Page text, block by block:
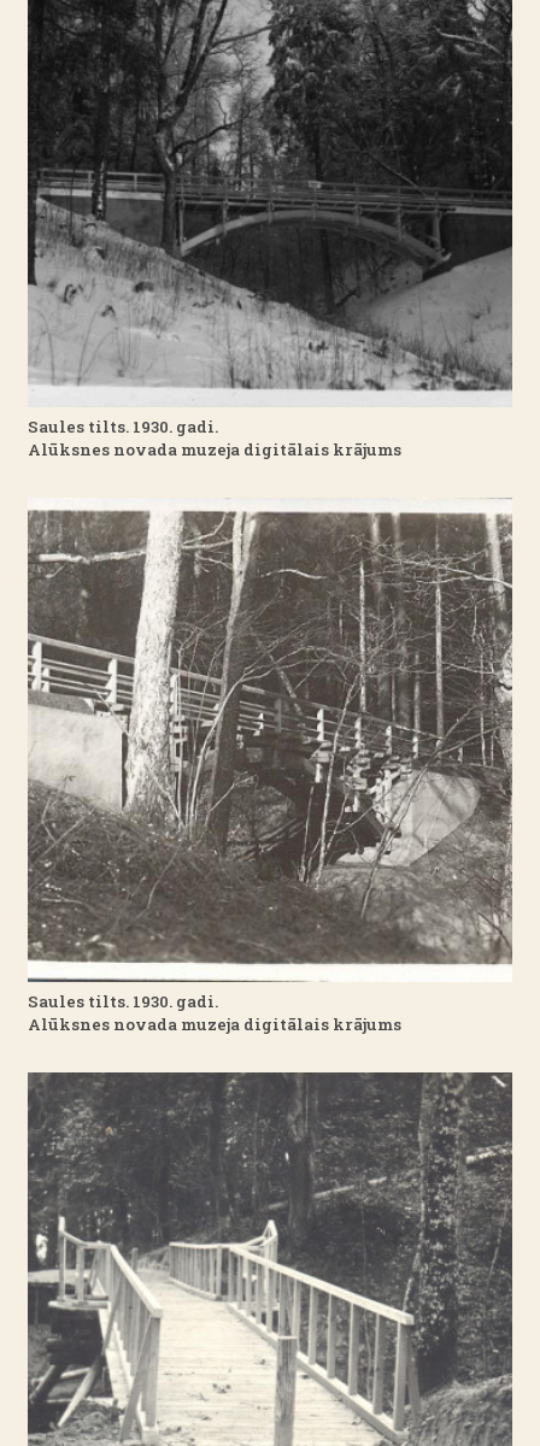
Saules tilts. 1930. gadi.
Alūksnes novada muzeja digitālais krājums
Saules tilts. 1930. gadi.
Alūksnes novada muzeja digitālais krājums